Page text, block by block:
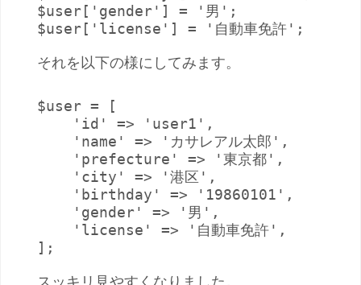
$user['gender'] = '男';
$user['license'] = '自動車免許';
それを以下の様にしてみます。
$user = [
    'id' => 'user1',
    'name' => 'カサレアル太郎',
    'prefecture' => '東京都',
    'city' => '港区',
    'birthday' => '19860101',
    'gender' => '男',
    'license' => '自動車免許',
];